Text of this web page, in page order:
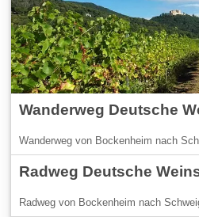
Wanderweg Deutsche
Wanderweg von Bockenheim nach
Radweg Deutsche
Radweg von Bockenheim nach